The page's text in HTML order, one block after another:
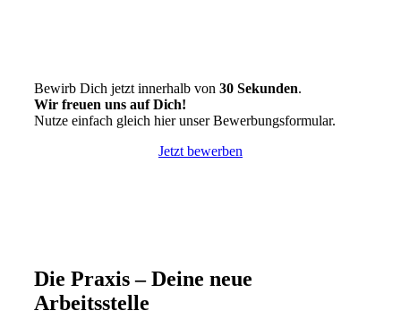
Bewirb Dich jetzt innerhalb von 30 Sekunden.
Wir freuen uns auf Dich!
Nutze einfach gleich hier unser Bewerbungsformular.
Jetzt bewerben
Die Praxis – Deine neue
Arbeitsstelle